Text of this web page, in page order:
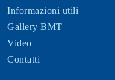
Informazioni utili
Gallery BMT
Video
Contatti